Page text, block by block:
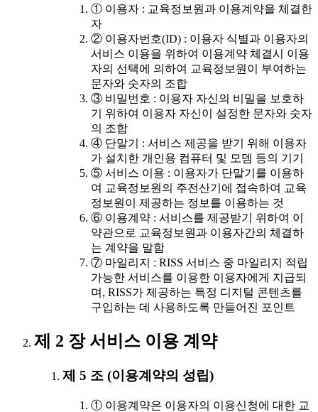
① 이용자 : 교육정보원과 이용계약을 체결한
자
② 이용자번호(ID) : 이용자 식별과 이용자의
서비스 이용을 위하여 이용계약 체결시 이용
자의 선택에 의하여 교육정보원이 부여하는
문자와 숫자의 조합
③ 비밀번호 : 이용자 자신의 비밀을 보호하
기 위하여 이용자 자신이 설정한 문자와 숫자
의 조합
④ 단말기 : 서비스 제공을 받기 위해 이용자
가 설치한 개인용 컴퓨터 및 모뎀 등의 기기
⑤ 서비스 이용 : 이용자가 단말기를 이용하
여 교육정보원의 주전산기에 접속하여 교육
정보원이 제공하는 정보를 이용하는 것
⑥ 이용계약 : 서비스를 제공받기 위하여 이
약관으로 교육정보원과 이용자간의 체결하
는 계약을 말함
⑦ 마일리지 : RISS 서비스 중 마일리지 적립
가능한 서비스를 이용한 이용자에게 지급되
며, RISS가 제공하는 특정 디지털 콘텐츠를
구입하는 데 사용하도록 만들어진 포인트
제 2 장 서비스 이용 계약
제 5 조 (이용계약의 성립)
① 이용계약은 이용자의 이용신청에 대한 교